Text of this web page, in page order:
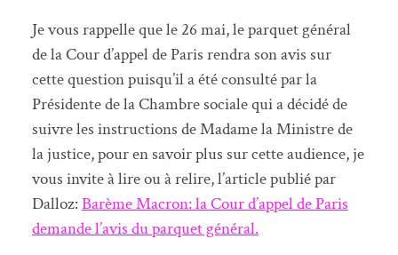
Je vous rappelle que le 26 mai, le parquet général
de la Cour d’appel de Paris rendra son avis sur
cette question puisqu’il a été consulté par la
Présidente de la Chambre sociale qui a décidé de
suivre les instructions de Madame la Ministre de
la justice, pour en savoir plus sur cette audience, je
vous invite à lire ou à relire, l’article publié par
Dalloz:Barème Macron: la Cour d’appel de Paris
demande l’avis du parquet général.